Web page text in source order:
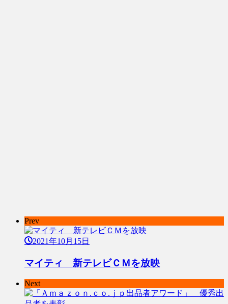
Prev
2021年10月15日
マイティ 新テレビＣＭを放映
Next